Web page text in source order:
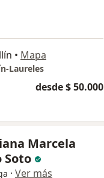
• Mapa
Laureles
desde $ 50.000
Marcela
Soto
· Ver más